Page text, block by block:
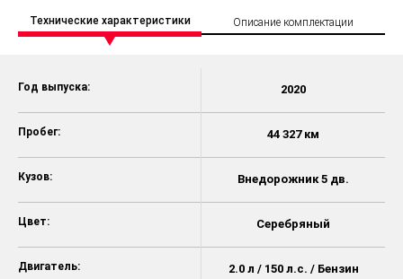
Технические характеристики Описание комплектации
Год выпуска:
Пробег:
Кузов:
Цвет:
Двигатель:
2020
44 327 км
Внедорожник 5 дв.
Серебряный
2.0 л / 150 л.с. / Бензин